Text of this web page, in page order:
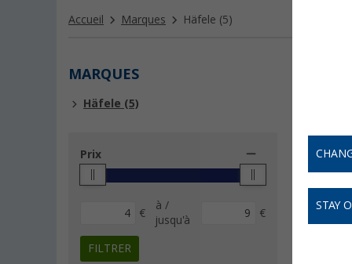
Accueil Marques Häfele (5)
MARQUES
Häfele (5)
Prix
€
à /
jusqu'à
€
FILTRER
STAY